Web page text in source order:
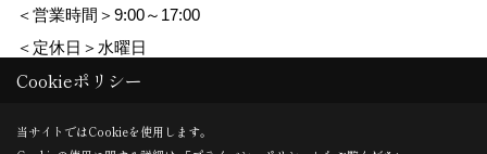
＜営業時間＞9:00～17:00
＜定休日＞水曜日
Copyright (c) 堀本住宅株式会社. All Rights Reserved.
Cookieポリシー
当サイトではCookieを使用します。